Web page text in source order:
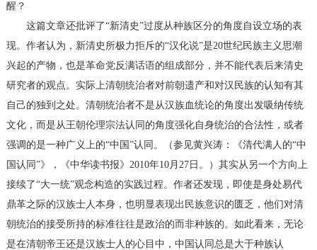
醒？
这篇文章还批评了“新清史”过度从种族区分的角度自设立场的表
现。作者认为，新清史所极力拒斥的“汉化说”是20世纪民族主义思潮
兴起的产物，也是革命党反满话语的组成部分，并不能代表后来清史
研究者的观点。实际上清朝统治者对前朝遗产和对汉民族的认知有其
自己的独到之处。清朝统治者不是从汉族血统论的角度出发吸纳传统
文化，而是从王朝伦理宗法认同的角度强化自身统治的合法性，或者
强调的是一种广义上的“中国”认同。（参见黄兴涛：《清代满人的“中
国认同”》，《中华读书报》2010年10月27日。）其实从另一个方向上
接续了“大一统”观念构造的实践过程。作者还发现，即使是身处易代
鼎革之际的汉族士人本身，也明显表现出民族意识的匮乏，他们对清
朝统治的接受所持的标准往往是政治的而非种族的。如此看来，无论
是在清朝帝王还是汉族士人的心目中，中国认同总是大于种族认